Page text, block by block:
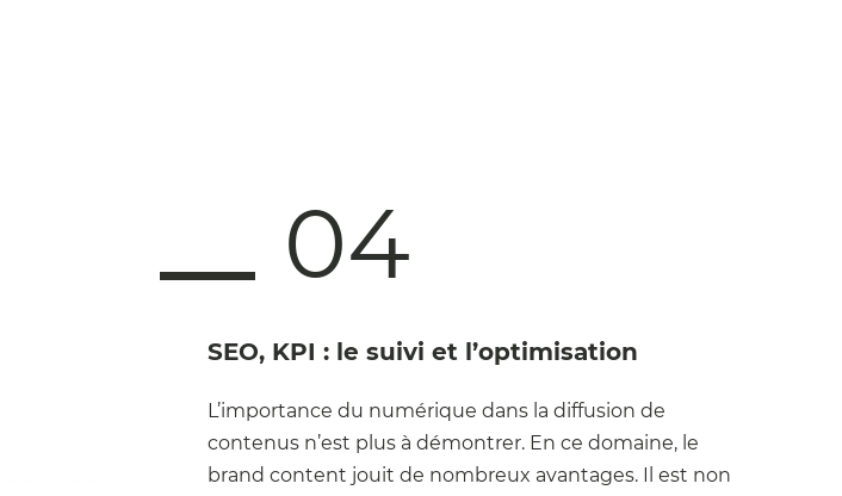
04
SEO, KPI : le suivi et l’optimisation
L’importance du numérique dans la diffusion de
contenus n’est plus à démontrer. En ce domaine, le
brand content jouit de nombreux avantages. Il est non